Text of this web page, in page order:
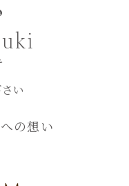
い
の想い